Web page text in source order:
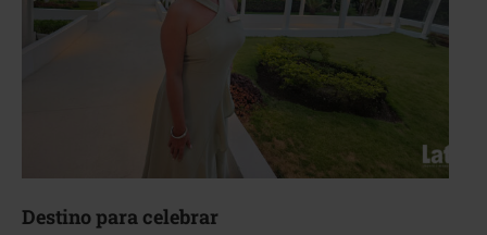
Destino para celebrar